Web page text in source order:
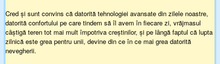
Cred şi sunt convins că datorită tehnologiei avansate din zilele noastre,
datorită confortului pe care tindem să îl avem în fiecare zi, vrăjmasul
cȃştigă teren tot mai mult împotriva creştinilor, şi pe lȃngă faptul că lupta
zilnică este grea pentru unii, devine din ce în ce mai grea datorită
nevegherii.